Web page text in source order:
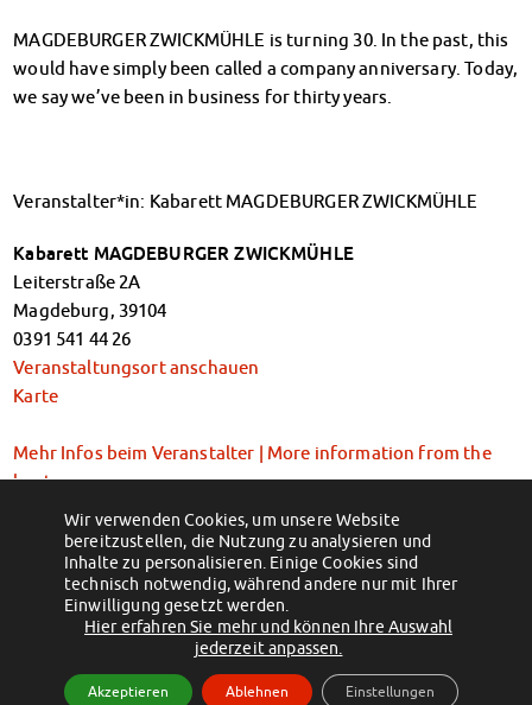
IKUS und InterKultiTreff
Kulturförderung
KreativWorkshops
Kinderbetreuung
Voranmeldung KiTa-Platz
Randzeitenbetreuung
Anmeldung
Nutzungsbedingungen
AnsprechpartnerInnen
Über uns
Beratungstermine im Überblick
Verwaltungsrat
Personalrat
Lageplan
Dokumente
Stellenangebote
Impressum
MAGDEBURGER ZWICKMÜHLE is turning 30. In the past, this
would have simply been called a company anniversary. Today,
we say we’ve been in business for thirty years.
Veranstalter*in: Kabarett MAGDEBURGER ZWICKMÜHLE
Kabarett MAGDEBURGER ZWICKMÜHLE
Leiterstraße 2A
Magdeburg 39104
0391 541 44 26
Veranstaltungsort anschauen
Karte
Mehr Infos beim Veranstalter | More information from the
host
Eintritt ab 16 €
Tickets oder Anmeldung | Tickets or registration
(c) 2012 - 2026 by Studentenwerk Magdeburg - Anstalt des öffentlichen
Rechts
Facebook
Instagram TikTok Youtube
Wir verwenden Cookies, um unsere Website
bereitzustellen, die Nutzung zu analysieren und
Inhalte zu personalisieren. Einige Cookies sind
technisch notwendig, während andere nur mit Ihrer
Einwilligung gesetzt werden.
Hier erfahren Sie mehr und können Ihre Auswahl
jederzeit anpassen.
Akzeptieren Ablehnen Einstellungen